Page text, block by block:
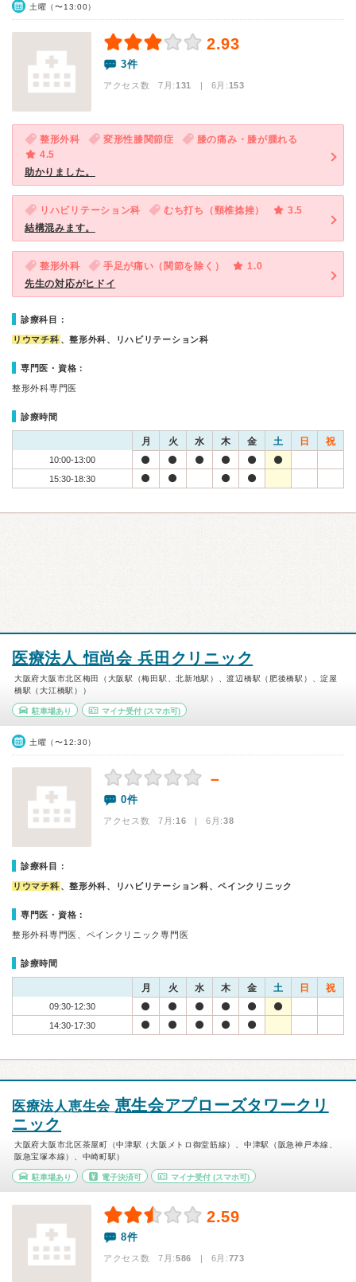
土曜（〜13:00）
2.93
3件
アクセス数 7月:131 | 6月:153
整形外科 変形性膝関節症
膝の痛み・膝が腫れる
4.5
助かりました。
リハビリテーション科 むち打ち（頸椎捻挫）
3.5
結構混みます。
整形外科 手足が痛い（関節を除く）
1.0
先生の対応がヒドイ
診療科目：
リウマチ科 、整形外科、リハビリテーション科
専門医・資格：
整形外科専門医
診療時間
月 火 水 木 金 土 日 祝
10:00-13:00
15:30-18:30
医療法人 恒尚会 兵田クリニック
大阪府大阪市北区梅田（大阪駅（梅田駅、北新地駅）、渡辺橋駅（肥後橋駅）、淀屋
橋駅（大江橋駅））
駐車場あり マイナ受付(スマホ可)
土曜（〜12:30）
－
0件
アクセス数 7月:16 | 6月:38
診療科目：
リウマチ科 、整形外科、リハビリテーション科、ペインクリニック
専門医・資格：
整形外科専門医、ペインクリニック専門医
診療時間
月 火 水 木 金 土 日 祝
09:30-12:30
14:30-17:30
医療法人恵生会 恵生会アプローズタワークリ
ニック
大阪府大阪市北区茶屋町（中津駅（大阪メトロ御堂筋線）、中津駅（阪急神戸本線、
阪急宝塚本線）、中崎町駅）
駐車場あり 電子決済可 マイナ受付 (スマホ可)
2.59
8件
アクセス数 7月:586 | 6月:773